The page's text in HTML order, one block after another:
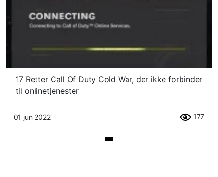
17 Retter Call Of Duty Cold War, der ikke forbinder
til onlinetjenester
01 jun 2022 177